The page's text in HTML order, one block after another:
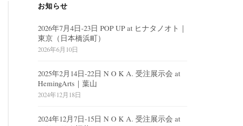
お知らせ
2026年7月4日-23日 POP UP at ヒナタノオト｜
東京（日本橋浜町）
2026年6月10日
2025年2月14日-22日 N O K A. 受注展示会 at
HemingArts｜葉山
2024年12月18日
2024年12月7日-15日 N O K A. 受注展示会 at